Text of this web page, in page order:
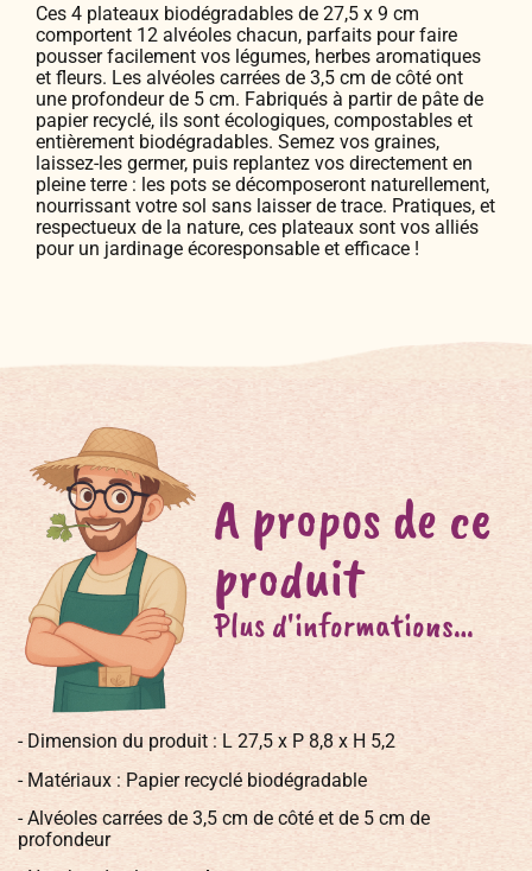
Ces 4 plateaux biodégradables de 27,5 x 9 cm
comportent 12 alvéoles chacun, parfaits pour faire
pousser facilement vos légumes, herbes aromatiques
et fleurs. Les alvéoles carrées de 3,5 cm de côté ont
une profondeur de 5 cm. Fabriqués à partir de pâte de
papier recyclé, ils sont écologiques, compostables et
entièrement biodégradables. Semez vos graines,
laissez-les germer, puis replantez vos directement en
pleine terre : les pots se décomposeront naturellement,
nourrissant votre sol sans laisser de trace. Pratiques, et
respectueux de la nature, ces plateaux sont vos alliés
pour un jardinage écoresponsable et efficace !
A propos de ce
produit
Plus d'informations…
- Dimension du produit : L 27,5 x P 8,8 x H 5,2
- Matériaux : Papier recyclé biodégradable
- Alvéoles carrées de 3,5 cm de côté et de 5 cm de
profondeur